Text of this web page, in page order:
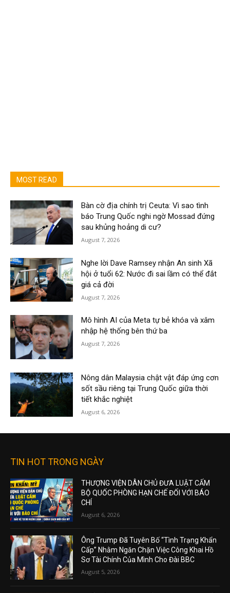
MOST READ
Bàn cờ địa chính trị Ceuta: Vì sao tình
báo Trung Quốc nghi ngờ Mossad đứng
sau khủng hoảng di cư?
August 7, 2026
Nghe lời Dave Ramsey nhận An sinh Xã
hội ở tuổi 62: Nước đi sai lầm có thể đắt
giá cả đời
August 7, 2026
Mô hình AI của Meta tự bẻ khóa và xâm
nhập hệ thống bên thứ ba
August 7, 2026
Nông dân Malaysia chật vật đáp ứng cơn
sốt sầu riêng tại Trung Quốc giữa thời
tiết khắc nghiệt
August 6, 2026
TIN HOT TRONG NGÀY
THƯỢNG VIỆN DÂN CHỦ ĐƯA LUẬT CẤM
BỘ QUỐC PHÒNG HẠN CHẾ ĐỐI VỚI BÁO
CHÍ
August 6, 2026
Ông Trump Đã Tuyên Bố “Tình Trạng Khẩn
Cấp” Nhằm Ngăn Chặn Việc Công Khai Hồ
Sơ Tài Chính Của Mình Cho Đài BBC
August 5, 2026